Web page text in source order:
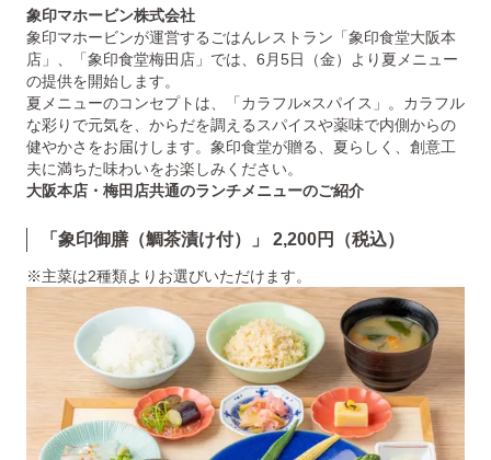
ゲ
ー
シ
ョ
ン
象印マホービン株式会社
象印マホービンが運営するごはんレストラン「象印食堂大阪本
店」、「象印食堂梅田店」では、6月5日（金）より夏メニュー
の提供を開始します。
夏メニューのコンセプトは、「カラフル×スパイス」。カラフル
な彩りで元気を、からだを調えるスパイスや薬味で内側からの
健やかさをお届けします。象印食堂が贈る、夏らしく、創意工
夫に満ちた味わいをお楽しみください。
大阪本店・梅田店共通のランチメニューのご紹介
「象印御膳（鯛茶漬け付）」 2,200円（税込）
※主菜は2種類よりお選びいただけます。